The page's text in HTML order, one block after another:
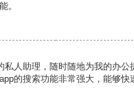
。
私人助理，随时随地为我的办公
的搜索功能非常强大，能够快